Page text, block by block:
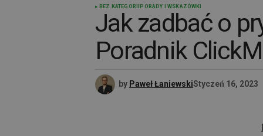
BEZ KATEGORII PORADY I WSKAZÓWKI
Jak zadbać o
Poradnik
by Paweł ŁaniewskiStyczeń 16, 2023